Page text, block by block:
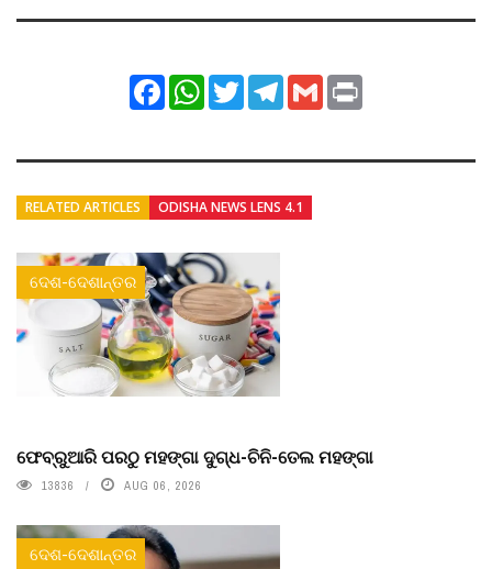
FacebookWhatsApp
TwitterTelegram
Gmail
RELATED ARTICLES ODISHA NEWS LENS 4.1
ଦେଶ-ଦେଶାନ୍ତର
ଫେବ୍ରୁଆରି ପରଠୁ ମହଙ୍ଗା ଦୁଗ୍ଧ-ଚିନି-ତେଲ ମହଙ୍ଗା
13836 AUG 06, 2026
ଦେଶ-ଦେଶାନ୍ତର